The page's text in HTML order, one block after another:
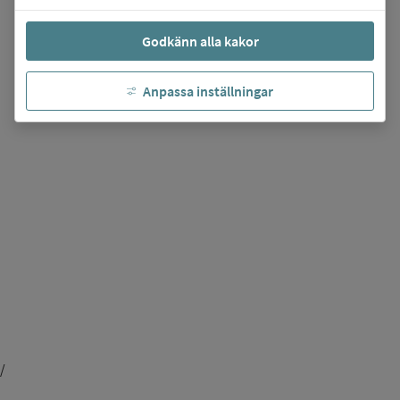
Godkänn alla kakor
Anpassa inställningar
/